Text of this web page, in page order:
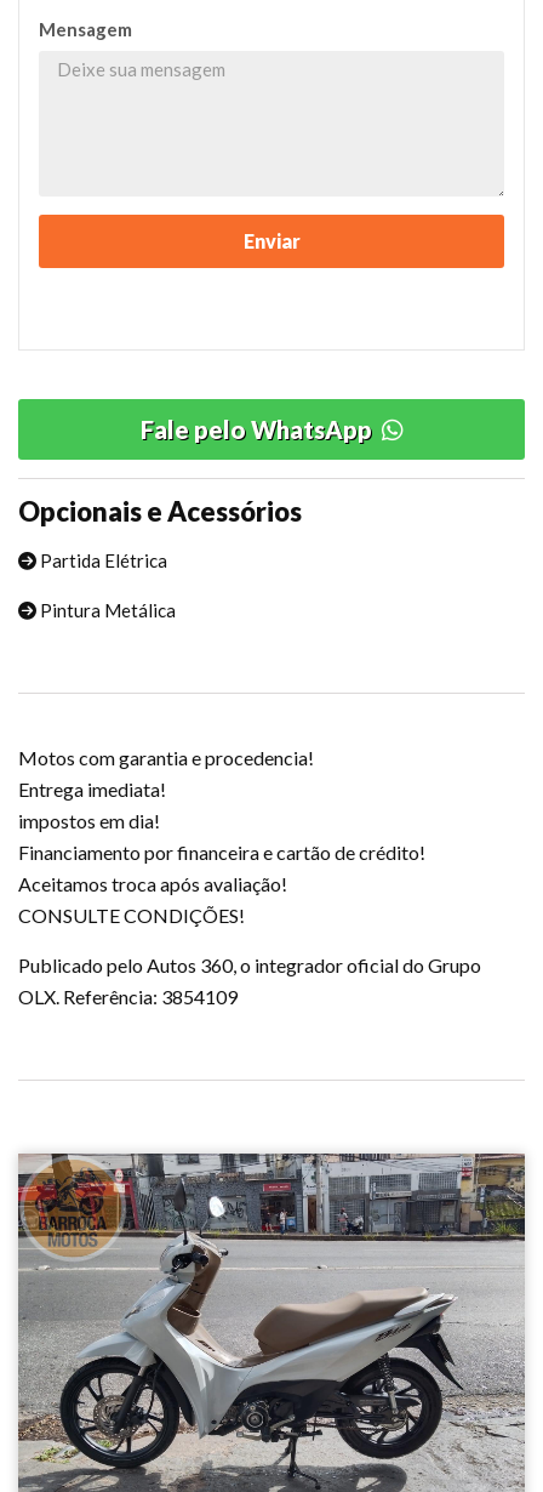
Mensagem
Fale pelo WhatsApp
Opcionais e Acessórios
Partida Elétrica
Pintura Metálica
Motos com garantia e procedencia!
Entrega imediata!
impostos em dia!
Financiamento por financeira e cartão de crédito!
Aceitamos troca após avaliação!
CONSULTE CONDIÇÕES!
Publicado pelo Autos 360, o integrador oficial do Grupo
OLX. Referência: 3854109